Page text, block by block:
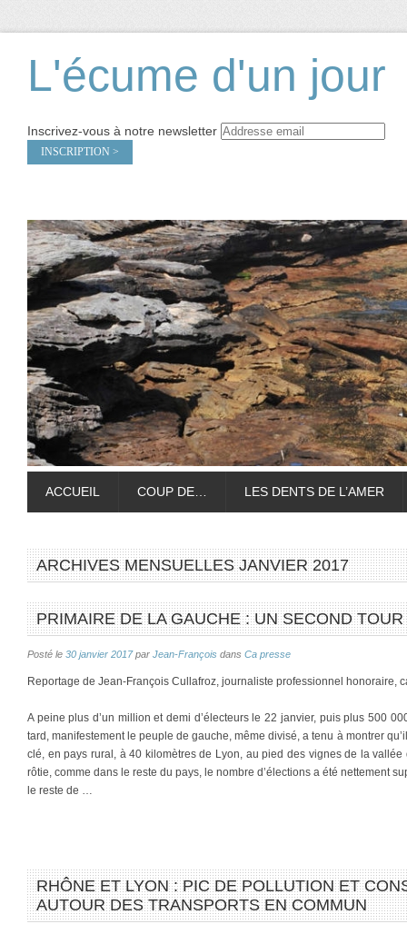
L'écume d'un jour
Inscrivez-vous à notre newsletter
ACCUEIL COUP DE… LES DENTS DE L’AMER
ARCHIVES MENSUELLESJANVIER 2017
PRIMAIRE DE LA GAUCHE : UN SECOND
Posté le 30 janvier 2017 par Jean-François dans Ca presse
Reportage de Jean-François Cullafroz, journaliste professionnel honoraire,
A peine plus d’un million et demi d’électeurs le 22 janvier, puis plus 500
tard, manifestement le peuple de gauche, même divisé, a tenu à montrer
clé, en pays rural, à 40 kilomètres de Lyon, au pied des vignes de la
rôtie, comme dans le reste du pays, le nombre d’élections a été nettement
le reste de …
RHÔNE ET LYON : PIC DE POLLUTION ET
AUTOUR DES TRANSPORTS EN COMMUN